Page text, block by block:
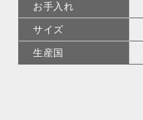
お手入れ
サイズ
生産国